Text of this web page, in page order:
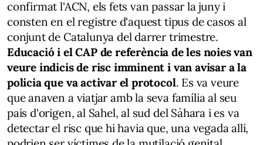
confirmat l'ACN, els fets van passar la juny i
consten en el registre d'aquest tipus de casos al
conjunt de Catalunya del darrer trimestre.
Educació i el CAP de referència de les noies van
veure indicis de risc imminent i van avisar a la
policia que va activar el protocol. Es va veure
que anaven a viatjar amb la seva família al seu
país d'origen, al Sahel, al sud del Sàhara i es va
detectar el risc que hi havia que, una vegada allí,